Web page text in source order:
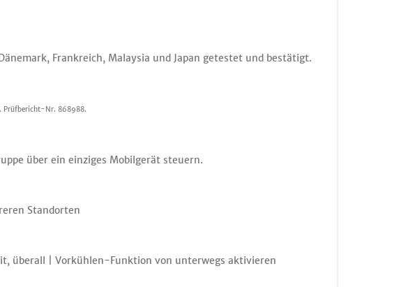
Frankreich, Malaysia und Japan getestet und bestätigt.
Prüfbericht-Nr. 868988.
über ein einziges Mobilgerät steuern.
Standorten
überall | Vorkühlen-Funktion von unterwegs aktivieren